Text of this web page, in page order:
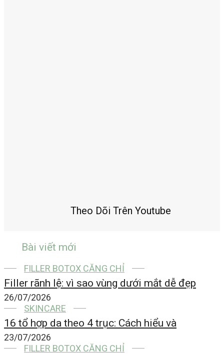
Theo Dõi Trên Youtube
Bài viết mới
FILLER BOTOX CĂNG CHỈ
Filler rãnh lệ: vì sao vùng dưới mắt dễ đẹp
26/07/2026
SKINCARE
16 tổ hợp da theo 4 trục: Cách hiểu và
23/07/2026
FILLER BOTOX CĂNG CHỈ